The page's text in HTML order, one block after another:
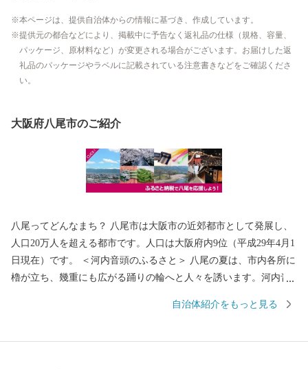
本ページは、提供自治体からの情報に基づき、作成しています。
提供元の都合などにより、掲載中に予告なく返礼品の仕様（規格、容量、
パッケージ、原材料など）が変更される場合がございます。お届けした返
礼品のパッケージやラベルに記載されている注意書きなどをご確認くださ
い。
大阪府八尾市のご紹介
八尾ってどんなまち？ 八尾市は大阪市の近郊都市として発展し、
人口20万人を超える都市です。人口は大阪府内9位（平成29年4月1
日現在）です。 ＜河内音頭のふるさと＞ 八尾の夏は、市内各所に
櫓が立ち、幾重にも広がる踊りの輪へと人々を誘います。河内音
でも、「河内音頭発祥の地」と伝わる常光寺の正調河内音頭は、
自治体紹介をもっと見る